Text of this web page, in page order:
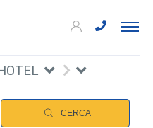
CERCA